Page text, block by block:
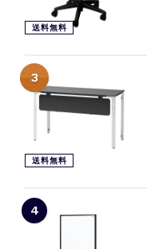
送料無料
3
送料無料
4